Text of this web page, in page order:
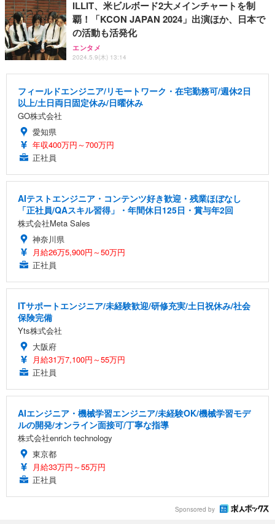
ILLIT、米ビルボード2大メインチャートを制
覇！「KCON JAPAN 2024」出演ほか、日本で
の活動も活発化
エンタメ
2024.5.9(木) 13:14
フィールドエンジニア/リモートワーク・在宅勤務可/週休2日
以上/土日両日固定休み/日曜休み
GO株式会社
愛知県
年収400万円～700万円
正社員
AIテストエンジニア・コンテンツ好き歓迎・残業ほぼなし
「正社員/QAスキル習得」・年間休日125日・賞与年2回
株式会社Meta Sales
神奈川県
月給26万5,900円～50万円
正社員
ITサポートエンジニア/未経験歓迎/研修充実/土日祝休み/社会
保険完備
Yts株式会社
大阪府
月給31万7,100円～55万円
正社員
AIエンジニア・機械学習エンジニア/未経験OK/機械学習モデ
ルの開発/オンライン面接可/丁寧な指導
株式会社enrich technology
東京都
月給33万円～55万円
正社員
Sponsored by